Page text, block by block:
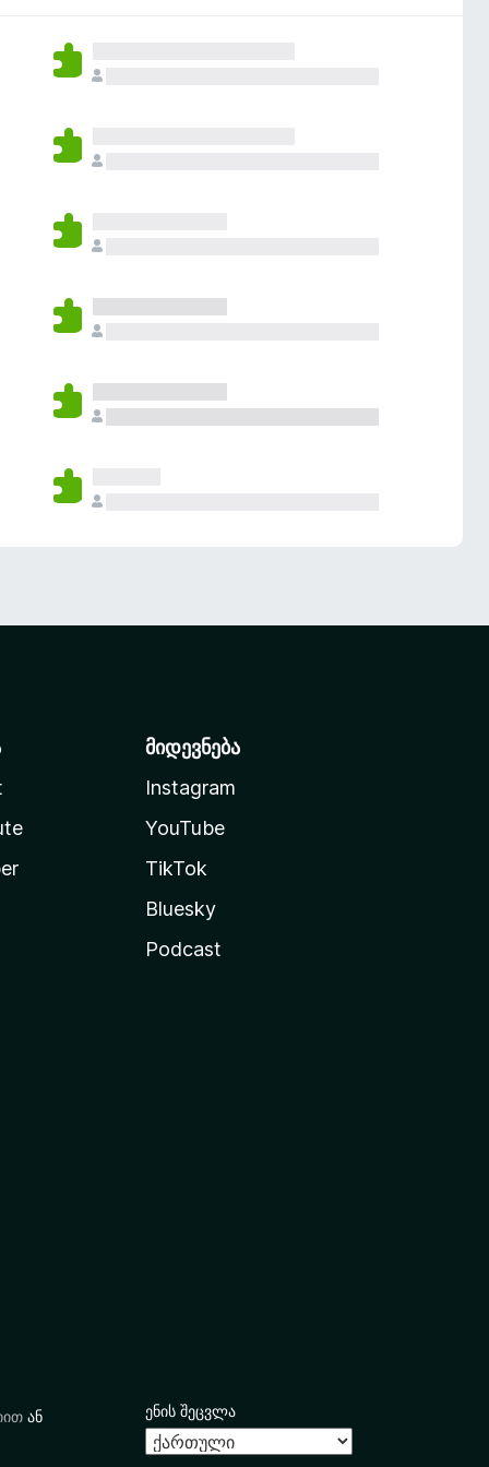
მიდევნება
Instagram
YouTube
TikTok
Bluesky
Podcast
ან ენის შეცვლა